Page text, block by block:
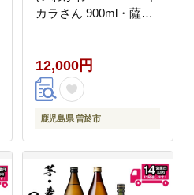
カラさん 900ml・薩摩
商店】A881-v01
12,000円
鹿児島県 曽於市